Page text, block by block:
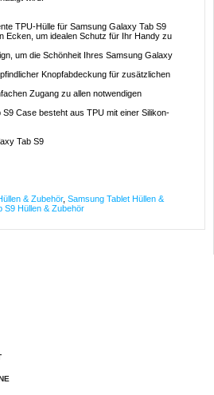
TPU-Hülle für Samsung Galaxy Tab S9
Ecken, um idealen Schutz für Ihr Handy zu
um die Schönheit Ihres Samsung Galaxy
Knopfabdeckung für zusätzlichen
Zugang zu allen notwendigen
Case besteht aus TPU mit einer Silikon-
Tab S9
& Zubehör, Samsung Tablet Hüllen &
S9 Hüllen & Zubehör